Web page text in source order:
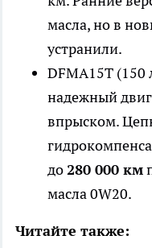
масла, но в
устранили.
DFMA15T (150
надежный
впрыском.
до280 000 км
масла 0W20.
Читайте также: